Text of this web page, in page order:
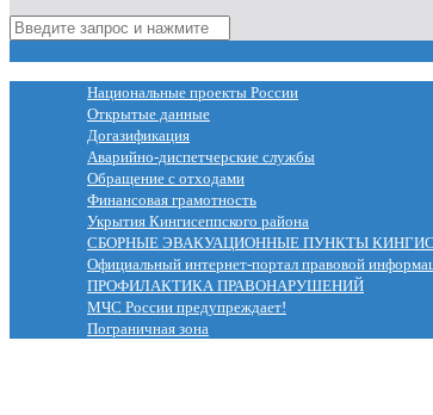
Национальные проекты России
Открытые данные
Догазификация
Аварийно-диспетчерские службы
Обращение с отходами
Финансовая грамотность
Укрытия Кингисеппского района
СБОРНЫЕ ЭВАКУАЦИОННЫЕ ПУНКТЫ
Официальный интернет-портал правовой
ПРОФИЛАКТИКА ПРАВОНАРУШЕНИЙ
МЧС России предупреждает!
Пограничная зона